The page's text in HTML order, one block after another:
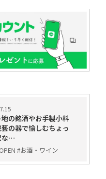
地の銘酒やお手製小料
の器で愉しむちょっ
な…
#お酒・ワイン